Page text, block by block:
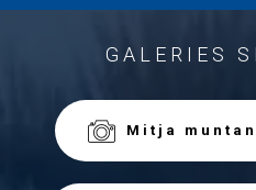
GALERIES
Mitja